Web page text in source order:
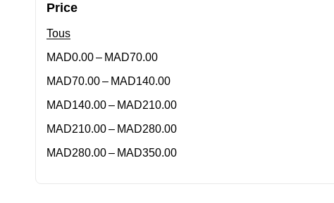
Price
Tous
MAD0.00– MAD70.00
MAD70.00– MAD140.00
MAD140.00– MAD210.00
MAD210.00– MAD280.00
MAD280.00– MAD350.00